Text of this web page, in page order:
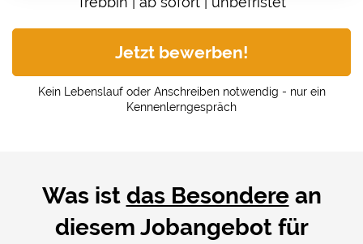
Jetzt bewerben!
Kein Lebenslauf oder Anschreiben notwendig - nur ein
Kennenlerngespräch
Was ist das Besonderean
diesem Jobangebot für